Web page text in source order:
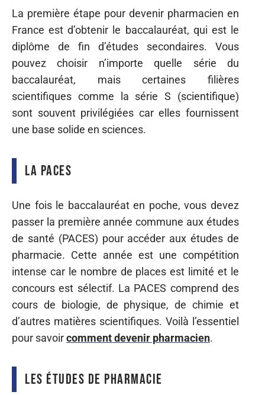
La première étape pour devenir pharmacien en
France est d’obtenir le baccalauréat, qui est le
diplôme de fin d’études secondaires. Vous
pouvez choisir n’importe quelle série du
baccalauréat, mais certaines filières
scientifiques comme la série S (scientifique)
sont souvent privilégiées car elles fournissent
une base solide en sciences.
La PACES
Une fois le baccalauréat en poche, vous devez
passer la première année commune aux études
de santé (PACES) pour accéder aux études de
pharmacie. Cette année est une compétition
intense car le nombre de places est limité et le
concours est sélectif. La PACES comprend des
cours de biologie, de physique, de chimie et
d’autres matières scientifiques. Voilà l’essentiel
pour savoircomment devenir pharmacien.
Les études de pharmacie